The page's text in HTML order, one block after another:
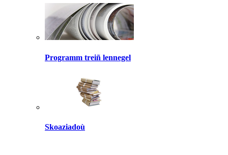
Programm treiñ lennegel
Skoaziadoù